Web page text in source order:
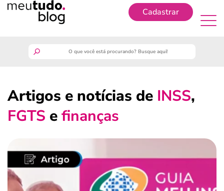
Cadastrar
guia do trabalhador
benefícios
crédito fácil
Artigos e notícias de INSS,
FGTS efinanças